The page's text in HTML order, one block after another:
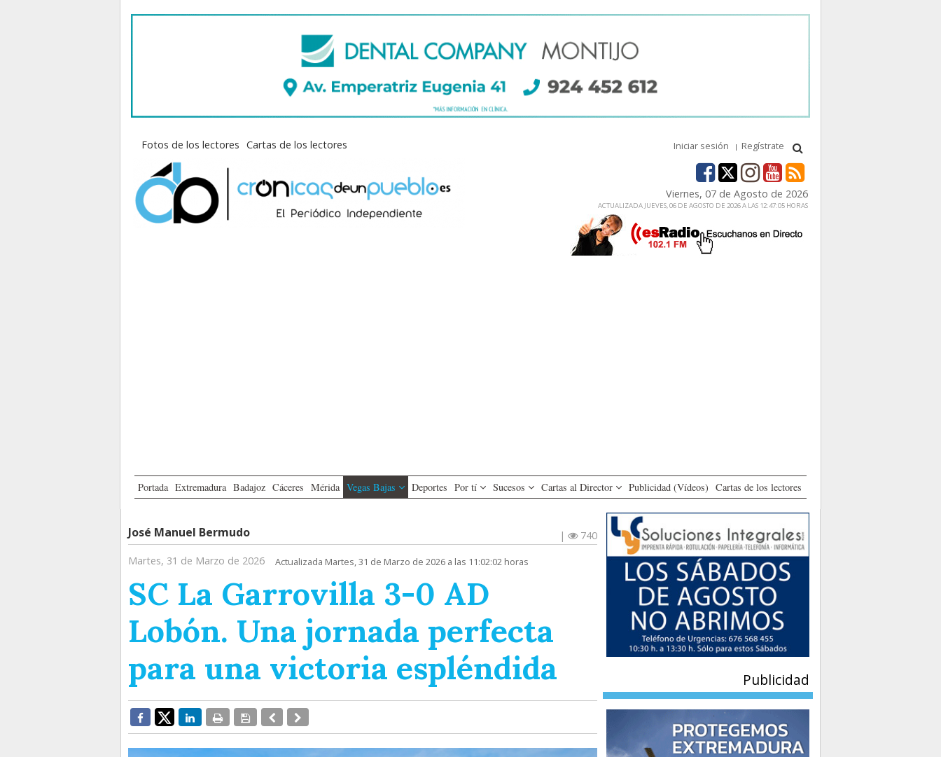
Fotos de los lectores Cartas de los lectores Iniciar sesión Regístrate
Viernes, 07 de Agosto de 2026
ACTUALIZADA JUEVES, 06 DE AGOSTO DE 2026 A LAS 12:47:05 HORAS
Portada Extremadura Badajoz Cáceres Mérida Vegas Bajas Deportes Por tí Sucesos Cartas al Director Publicidad (Vídeos) Cartas de los lectores
José Manuel Bermudo |
740
Martes, 31 de Marzo de 2026
Actualizada Martes, 31 de Marzo de 2026 a las 11:02:02 horas
SC La Garrovilla 3-0 AD
Lobón. Una jornada perfecta
para una victoria espléndida
Publicidad